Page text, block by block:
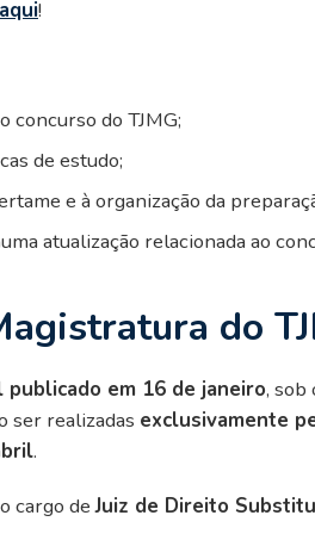
!
concurso do TJMG;
de estudo;
e à organização da
atualização relacionada ao
do
publicado em 16 de janeiro, sob
ser realizadas exclusivamente
.
cargo deJuiz de Direito